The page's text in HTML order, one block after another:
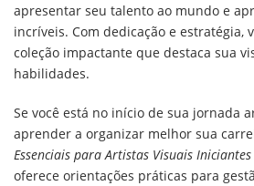
apresentar seu talento ao mundo e
incríveis. Com dedicação e estratégia,
coleção impactante que destaca sua
habilidades.
Se você está no início de sua jornada
aprender a organizar melhor sua
Essenciais para Artistas Visuais Iniciantes
oferece orientações práticas para